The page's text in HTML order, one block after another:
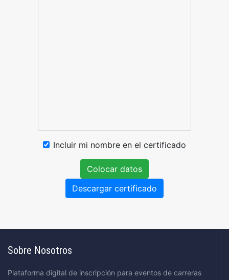
Incluir mi nombre en el certificado
Colocar datos
Descargar certificado
Sobre Nosotros
Plataforma digital de inscripción para eventos de carreras